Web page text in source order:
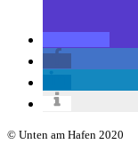
© Unten am Hafen 2020